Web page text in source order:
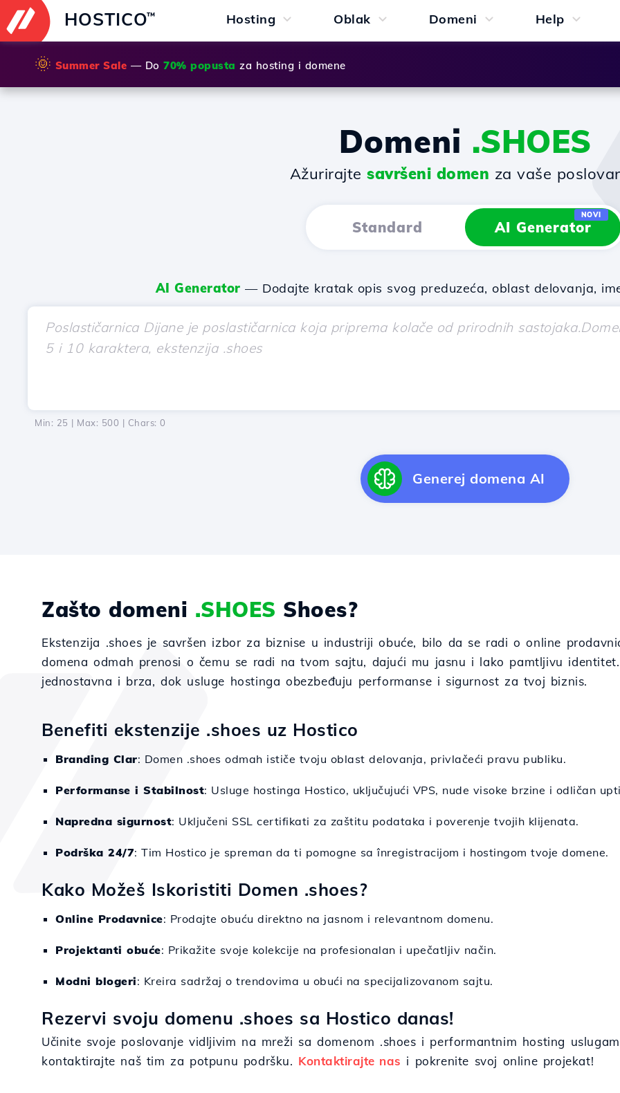
HOSTICO™ Hosting Oblak Domeni Help
🌞 Summer Sale — Do 70% popusta za hosting i domene
Domeni .SHOES
Ažurirajtesavršeni domen za vaše
Standard AI Generator
NOVI
AI Generator — Dodajte kratak opis svog preduzeća, oblast delovanja,
Min: 25 | Max: 500 | Chars: 0
Generej domena AI
Zašto domeni .SHOES Shoes?
Ekstenzija .shoes je savršen izbor za biznise u industriji obuće, bilo da se radi o online
domena odmah prenosi o čemu se radi na tvom sajtu, dajući mu jasnu i lako pamtljivu
jednostavna i brza, dok usluge hostinga obezbeđuju performanse i sigurnost za tvoj biznis.
Benefiti ekstenzije .shoes uz Hostico
Branding Clar: Domen .shoes odmah ističe tvoju oblast delovanja, privlačeći pravu publiku.
Performanse i Stabilnost: Usluge hostinga Hostico, uključujući VPS, nude visoke brzine i odličan
Napredna sigurnost: Uključeni SSL certifikati za zaštitu podataka i poverenje tvojih klijenata.
Podrška 24/7: Tim Hostico je spreman da ti pomogne sa înregistracijom i hostingom tvoje domene.
Kako Možeš Iskoristiti Domen .shoes?
Online Prodavnice: Prodajte obuću direktno na jasnom i relevantnom domenu.
Projektanti obuće: Prikažite svoje kolekcije na profesionalan i upečatljiv način.
Modni blogeri: Kreira sadržaj o trendovima u obući na specijalizovanom sajtu.
Rezervi svoju domenu .shoes sa Hostico danas!
Učinite svoje poslovanje vidljivim na mreži sa domenom .shoes i performantnim hosting
kontaktirajte naš tim za potpunu podršku. Kontaktirajte nas i pokrenite svoj online projekat!